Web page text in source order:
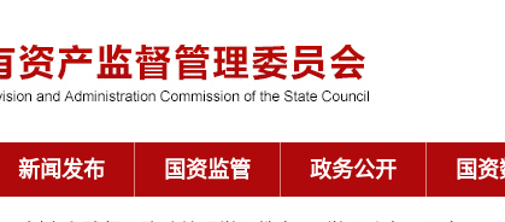
新闻发布 国资监管 政务公开 国